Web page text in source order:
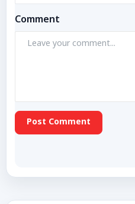
Comment
Post Comment